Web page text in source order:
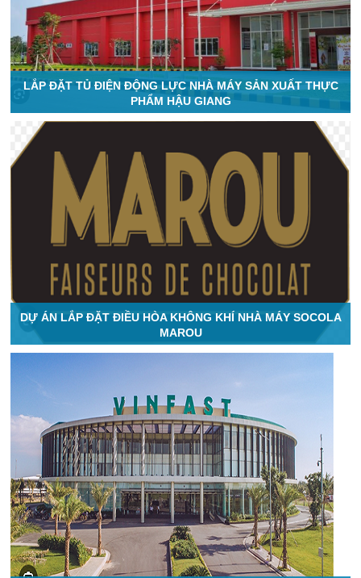
LẮP ĐẶT TỦ ĐIỆN ĐỘNG LỰC NHÀ MÁY SẢN XUẤT THỰC
PHẨM HẬU GIANG
DỰ ÁN LẮP ĐẶT ĐIỀU HÒA KHÔNG KHÍ NHÀ MÁY SOCOLA
MAROU